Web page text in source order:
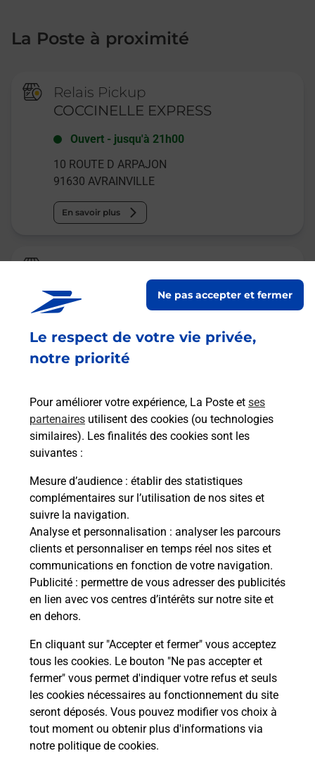
Le respect de votre vie privée,
notre priorité
Pour améliorer votre expérience, La Poste et ses
partenaires utilisent des cookies (ou technologies
similaires). Les finalités des cookies sont les
suivantes :
Mesure d’audience : établir des statistiques
complémentaires sur l’utilisation de nos sites et
suivre la navigation.
Analyse et personnalisation : analyser les parcours
clients et personnaliser en temps réel nos sites et
communications en fonction de votre navigation.
Publicité : permettre de vous adresser des publicités
en lien avec vos centres d’intérêts sur notre site et
en dehors.
En cliquant sur "Accepter et fermer" vous acceptez
tous les cookies. Le bouton "Ne pas accepter et
fermer" vous permet d'indiquer votre refus et seuls
les cookies nécessaires au fonctionnement du site
seront déposés. Vous pouvez modifier vos choix à
tout moment ou obtenir plus d'informations via
notre politique de cookies.
Ne pas accepter et fermer
La Poste à proximité
Relais Pickup
COCCINELLE EXPRESS
Ouvert - jusqu'à 21h00
10 ROUTE D ARPAJON
91630 AVRAINVILLE
En savoir plus
Relais Pickup
BRICOMARCHE EGLY
jusqu'à 12h00
20 RUE MOLIERE
91520 EGLY
Malin !
La Poste
en ligne
Ouvert 24h/24
En savoir plus
AVRAINVILLE
CONSIGNE GRAND FRAIS AVRAINVILLE